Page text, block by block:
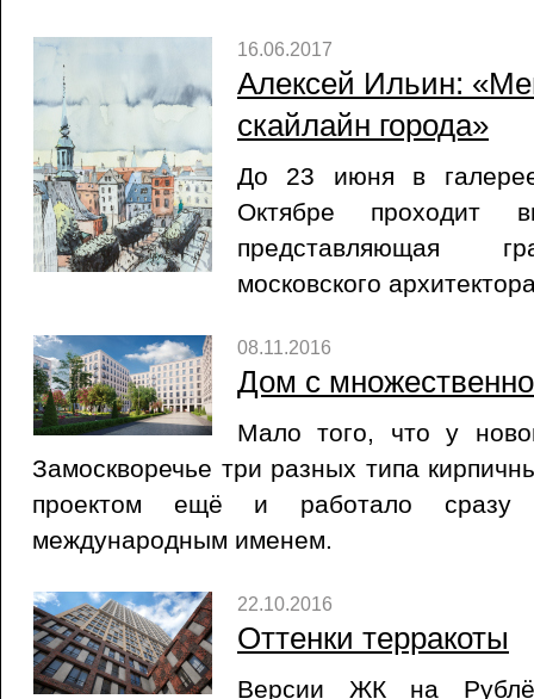
16.06.2017
Алексей Ильин:
скайлайн города»
До 23 июня в
Октябре проходит
представляющая
московского
08.11.2016
Дом с
Мало того, что у
Замоскворечье три разных типа
проектом ещё и работало
международным именем.
22.10.2016
Оттенки терракоты
Версии ЖК на